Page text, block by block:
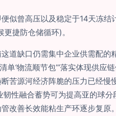
似曾高压以及稳定于14天冻
捷防仓储循环)。
道缺口仍需集中企业供需配
‘物流顺节包’”落实体现供应
苦源河经济阵脆的压力已经
性融合蓄势可为提高亚的球
改善长效能粘生产环逐步复